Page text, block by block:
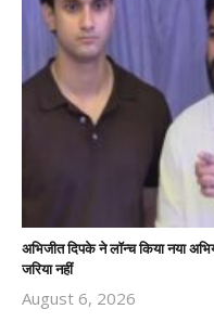
अभिजीत दिपके ने लॉन्च किया नया
जरिया नहीं
August 6, 2026